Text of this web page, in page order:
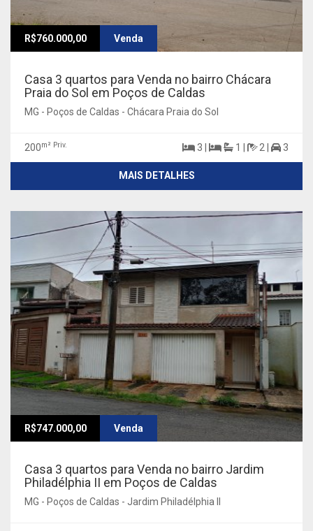
R$760.000,00 Venda
Casa 3 quartos para Venda no bairro Chácara
Praia do Sol em Poços de Caldas
MG - Poços de Caldas - Chácara Praia do Sol
200m² Priv. 3 | 1 | 2 | 3
MAIS DETALHES
R$747.000,00 Venda
Casa 3 quartos para Venda no bairro Jardim
Philadélphia II em Poços de Caldas
MG - Poços de Caldas - Jardim Philadélphia II